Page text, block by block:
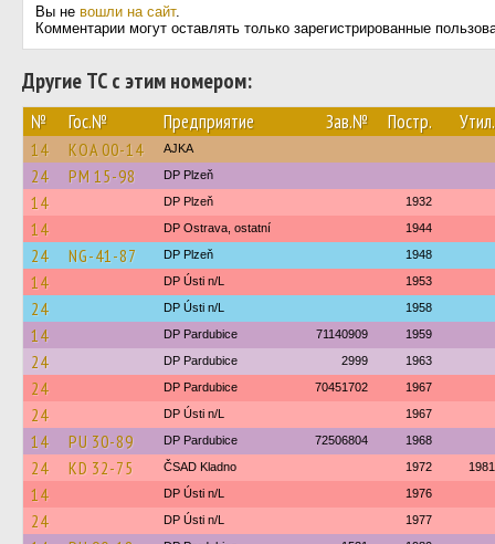
Вы не вошли на сайт.
Комментарии могут оставлять только зарегистрированные
Другие ТС с этим номером:
№ Гос.№ Предприятие Зав.№ Постр. Утил.
14 KOA 00-14 AJKA
24 PM 15-98 DP Plzeň
14 DP Plzeň 1932
14 DP Ostrava, ostatní 1944
24 NG-41-87 DP Plzeň 1948
14 DP Ústi n/L 1953
24 DP Ústi n/L 1958
14 DP Pardubice 71140909 1959
24 DP Pardubice 2999 1963
24 DP Pardubice 70451702 1967
24 DP Ústi n/L 1967
14 PU 30-89 DP Pardubice 72506804 1968
24 KD 32-75 ČSAD Kladno 1972 1981
14 DP Ústi n/L 1976
24 DP Ústi n/L 1977